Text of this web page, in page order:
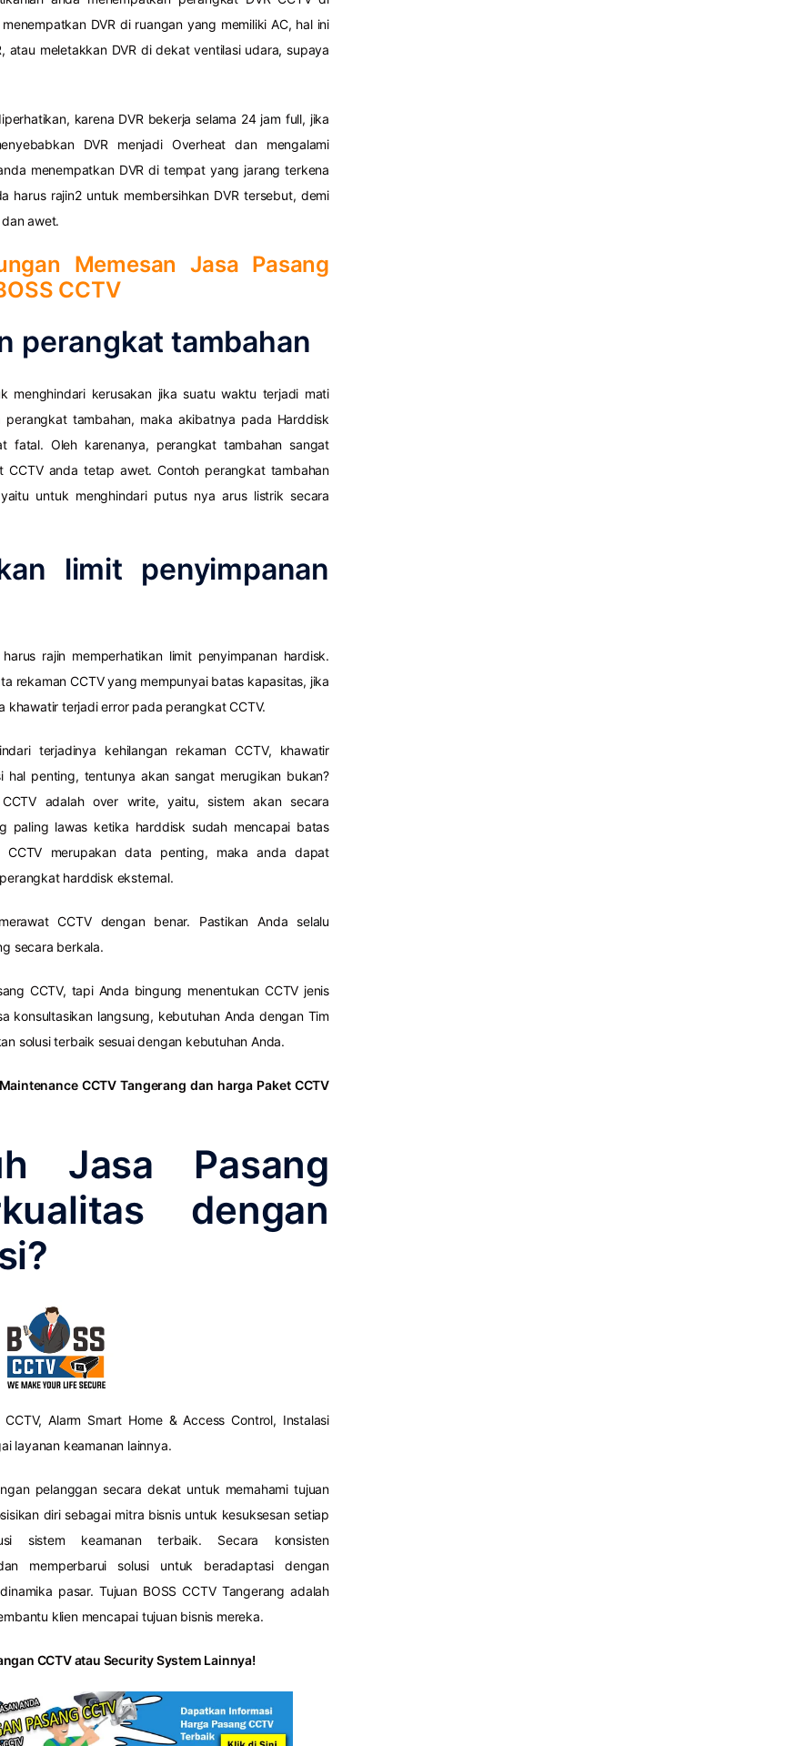
DVR di ruangan yang memiliki AC, hal ini
atau meletakkan DVR di dekat ventilasi udara, supaya
karena DVR bekerja selama 24 jam full, jika
DVR menjadi Overheat dan mengalami
menempatkan DVR di tempat yang jarang terkena
harus rajin2 untuk membersihkan DVR tersebut, demi
awet.
Memesan Jasa Pasang
CCTV
perangkat tambahan
menghindari kerusakan jika suatu waktu terjadi mati
tambahan, maka akibatnya pada Harddisk
fatal. Oleh karenanya, perangkat tambahan sangat
CCTV anda tetap awet. Contoh perangkat tambahan
untuk menghindari putus nya arus listrik secara
limit penyimpanan
rajin memperhatikan limit penyimpanan hardisk.
rekaman CCTV yang mempunyai batas kapasitas, jika
khawatir terjadi error pada perangkat CCTV.
terjadinya kehilangan rekaman CCTV, khawatir
hal penting, tentunya akan sangat merugikan bukan?
adalah over write, yaitu, sistem akan secara
paling lawas ketika harddisk sudah mencapai batas
CCTV merupakan data penting, maka anda dapat
harddisk eksternal.
CCTV dengan benar. Pastikan Anda selalu
secara berkala.
CCTV, tapi Anda bingung menentukan CCTV jenis
konsultasikan langsung, kebutuhan Anda dengan Tim
solusi terbaik sesuai dengan kebutuhan Anda.
CCTV Tangerang dan harga Paket CCTV
Jasa Pasang
dengan
Alarm Smart Home & Access Control, Instalasi
layanan keamanan lainnya.
pelanggan secara dekat untuk memahami tujuan
diri sebagai mitra bisnis untuk kesuksesan setiap
sistem keamanan terbaik. Secara konsisten
memperbarui solusi untuk beradaptasi dengan
pasar. Tujuan BOSS CCTV Tangerang adalah
klien mencapai tujuan bisnis mereka.
CCTV atau Security System Lainnya!